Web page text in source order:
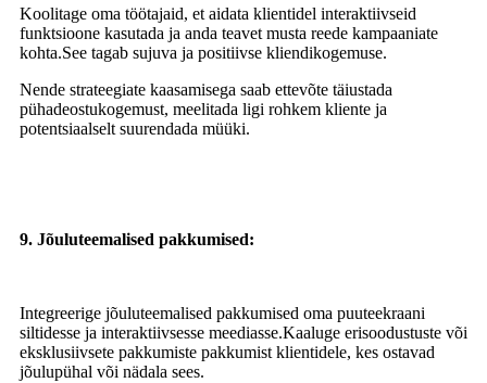
Koolitage oma töötajaid, et aidata klientidel interaktiivseid
funktsioone kasutada ja anda teavet musta reede kampaaniate
kohta.See tagab sujuva ja positiivse kliendikogemuse.
Nende strateegiate kaasamisega saab ettevõte täiustada
pühadeostukogemust, meelitada ligi rohkem kliente ja
potentsiaalselt suurendada müüki.
9. Jõuluteemalised pakkumised:
Integreerige jõuluteemalised pakkumised oma puuteekraani
siltidesse ja interaktiivsesse meediasse.Kaaluge erisoodustuste või
eksklusiivsete pakkumiste pakkumist klientidele, kes ostavad
jõulupühal või nädala sees.